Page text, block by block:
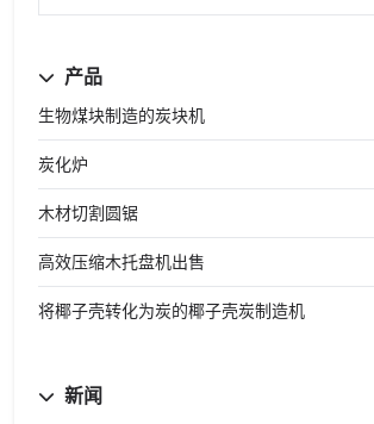
产品
生物煤块制造的炭块机
炭化炉
木材切割圆锯
高效压缩木托盘机出售
将椰子壳转化为炭的椰子壳炭制造机
新闻